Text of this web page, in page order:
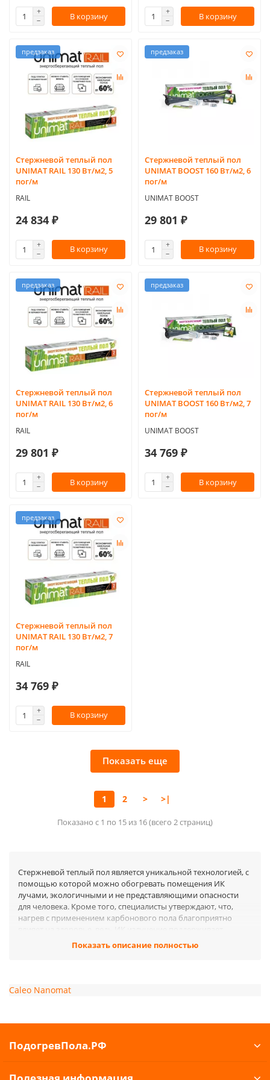
В корзину В корзину
предзаказ
Стержневой теплый пол
UNIMAT RAIL 130 Вт/м2, 5
пог/м
RAIL
24 834 ₽
В корзину
предзаказ
Стержневой теплый пол
UNIMAT BOOST 160 Вт/м2, 6
пог/м
UNIMAT BOOST
29 801 ₽
В корзину
предзаказ
Стержневой теплый пол
UNIMAT RAIL 130 Вт/м2, 6
пог/м
RAIL
29 801 ₽
В корзину
предзаказ
Стержневой теплый пол
UNIMAT BOOST 160 Вт/м2, 7
пог/м
UNIMAT BOOST
34 769 ₽
В корзину
предзаказ
Стержневой теплый пол
UNIMAT RAIL 130 Вт/м2, 7
пог/м
RAIL
34 769 ₽
В корзину
Показать еще
1 2 > >|
Показано с 1 по 15 из 16 (всего 2 страниц)
Стержневой теплый пол является уникальной технологией, с
помощью которой можно обогревать помещения ИК
лучами, экологичными и не представляющими опасности
для человека. Кроме того, специалисты утверждают, что,
нагрев с применением карбонового пола благоприятно
оптимальную влажность в помещении, а также повышает
Стержни, на базе которых работает мат, производятся из
между собой. Схема крепления нагревательных деталей -
устойчивость к любым ударам.
Показать описание полностью
Caleo Nanomat
ПодогревПола.РФ